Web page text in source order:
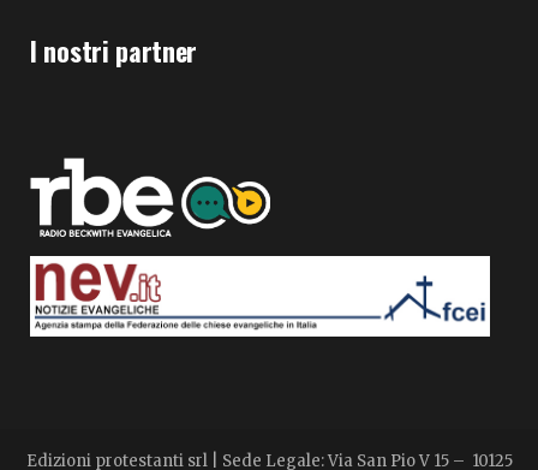
I nostri partner
Edizioni protestanti srl | Sede Legale: Via San Pio V 15 – 10125